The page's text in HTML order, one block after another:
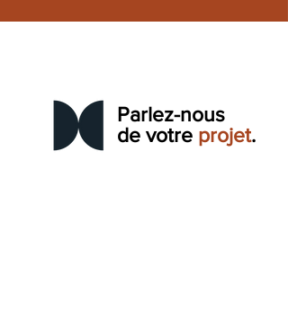
Parlez-nous
de votre projet.